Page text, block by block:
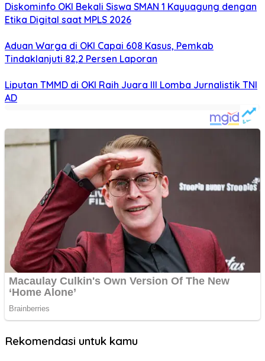
Diskominfo OKI Bekali Siswa SMAN 1 Kayuagung dengan
Etika Digital saat MPLS 2026
Aduan Warga di OKI Capai 608 Kasus, Pemkab
Tindaklanjuti 82,2 Persen Laporan
Liputan TMMD di OKI Raih Juara III Lomba Jurnalistik TNI
AD
Rekomendasi untuk kamu